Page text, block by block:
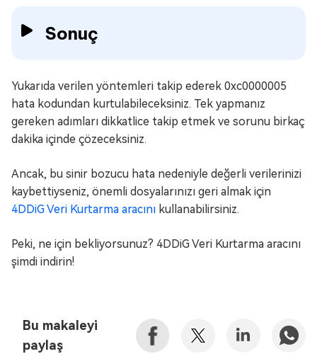
Sonuç
Yukarıda verilen yöntemleri takip ederek 0xc0000005
hata kodundan kurtulabileceksiniz. Tek yapmanız
gereken adımları dikkatlice takip etmek ve sorunu birkaç
dakika içinde çözeceksiniz.
Ancak, bu sinir bozucu hata nedeniyle değerli verilerinizi
kaybettiyseniz, önemli dosyalarınızı geri almak için
4DDiG Veri Kurtarma aracını kullanabilirsiniz.
Peki, ne için bekliyorsunuz? 4DDiG Veri Kurtarma aracını
şimdi indirin!
Bu makaleyi
paylaş